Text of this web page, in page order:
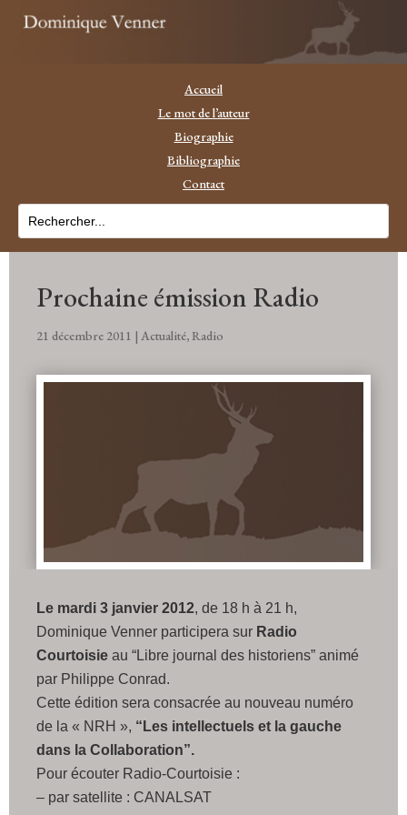
Accueil
Le mot de l’auteur
Biographie
Bibliographie
Contact
Prochaine émission Radio
21 décembre 2011 | Actualité,Radio
Le mardi 3 janvier 2012, de 18 h à 21 h,
Dominique Venner participera sur Radio
Courtoisie au “Libre journal des historiens” animé
par Philippe Conrad.
Cette édition sera consacrée au nouveau numéro
de la « NRH », “Les intellectuels et la gauche
dans la Collaboration”.
Pour écouter Radio-Courtoisie :
– par satellite : CANALSAT